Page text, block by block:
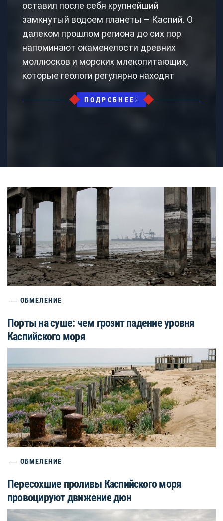
оставил после себя крупнейший
замкнутый водоем планеты – Каспий. О
далеком прошлом региона до сих пор
напоминают окаменелости древних
моллюсков и морских млекопитающих,
которые геологи регулярно находят
ПОДРОБНЕЕ
ОБМЕЛЕНИЕ
Порты на суше: чем грозит падение уровня
Каспийского моря
ОБМЕЛЕНИЕ
Пересохшие проливы Каспийского моря
провоцируют движение дюн